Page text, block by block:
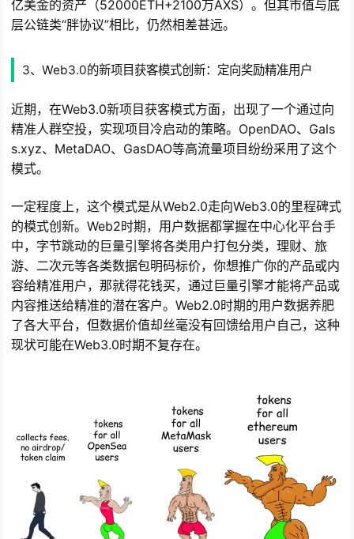
亿美金的资产（52000ETH+2100万AXS）。但其市值与底
层公链类“胖协议”相比，仍然相差甚远。
3、Web3.0的新项目获客模式创新：定向奖励精准用户
近期，在Web3.0新项目获客模式方面，出现了一个通过向
精准人群空投，实现项目冷启动的策略。OpenDAO、Gals
s.xyz、MetaDAO、GasDAO等高流量项目纷纷采用了这个
模式。
一定程度上，这个模式是从Web2.0走向Web3.0的里程碑式
的模式创新。Web2时期，用户数据都掌握在中心化平台手
中，字节跳动的巨量引擎将各类用户打包分类，理财、旅
游、二次元等各类数据包明码标价，你想推广你的产品或内
容给精准用户，那就得花钱买，通过巨量引擎才能将产品或
内容推送给精准的潜在客户。Web2.0时期的用户数据养肥
了各大平台，但数据价值却丝毫没有回馈给用户自己，这种
现状可能在Web3.0时期不复存在。